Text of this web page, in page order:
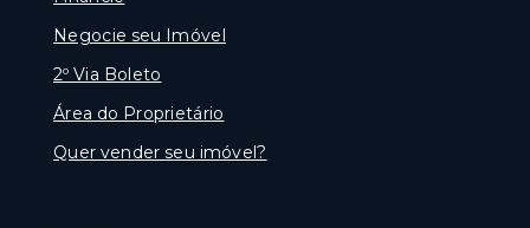
Negocie seu Imóvel
2º Via Boleto
Área do Proprietário
Quer vender seu imóvel?